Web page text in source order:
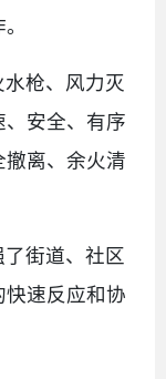
枪、风力灭
安全、有序
离、余火清
街道、社区
速反应和协